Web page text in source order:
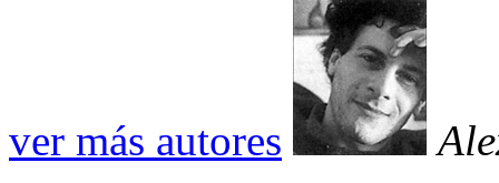
ver más autores